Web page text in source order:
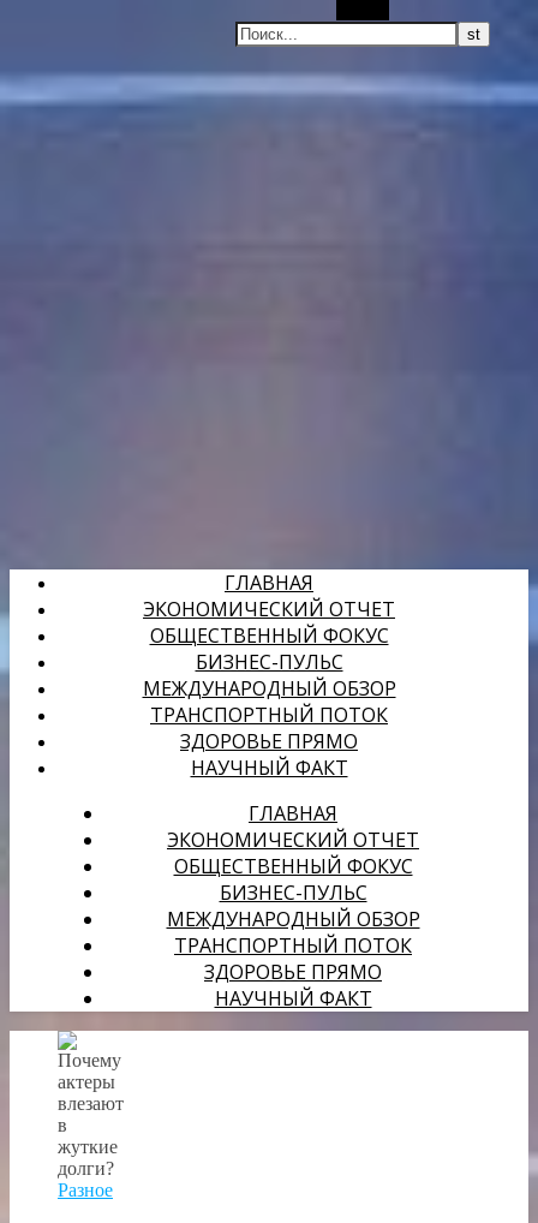
ГЛАВНАЯ
ЭКОНОМИЧЕСКИЙ ОТЧЕТ
ОБЩЕСТВЕННЫЙ ФОКУС
БИЗНЕС-ПУЛЬС
МЕЖДУНАРОДНЫЙ ОБЗОР
ТРАНСПОРТНЫЙ ПОТОК
ЗДОРОВЬЕ ПРЯМО
НАУЧНЫЙ ФАКТ
ГЛАВНАЯ
ЭКОНОМИЧЕСКИЙ ОТЧЕТ
ОБЩЕСТВЕННЫЙ ФОКУС
БИЗНЕС-ПУЛЬС
МЕЖДУНАРОДНЫЙ ОБЗОР
ТРАНСПОРТНЫЙ ПОТОК
ЗДОРОВЬЕ ПРЯМО
НАУЧНЫЙ ФАКТ
Разное